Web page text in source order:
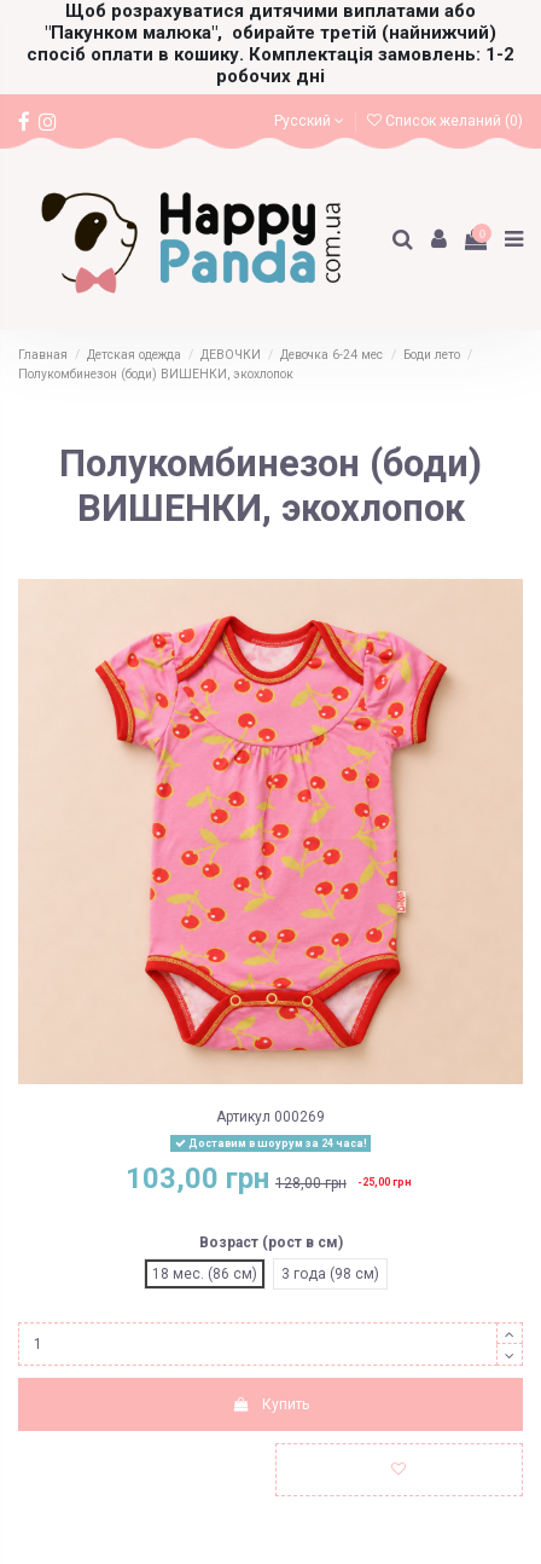
Щоб розрахуватися дитячими виплатами або
"Пакунком малюка", обирайте третій (найнижчий)
спосіб оплати в кошику. Комплектація замовлень: 1-2
робочих дні
Русский Список желаний (0)
0
Главная Детская одежда ДЕВОЧКИ Девочка 6-24 мес
Боди лето
Полукомбинезон (боди) ВИШЕНКИ, экохлопок
Полукомбинезон (боди)
ВИШЕНКИ, экохлопок
Артикул 000269
Доставим в шоурум за 24 часа!
103,00 грн 128,00 грн -25,00 грн
Возраст (рост в см)
18 мес. (86 см)
3 года (98 см)
Купить